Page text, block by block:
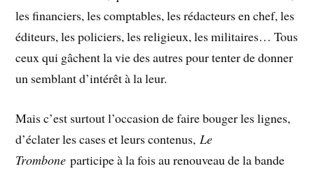
les financiers, les comptables, les rédacteurs en chef, les
éditeurs, les policiers, les religieux, les militaires… Tous
ceux qui gâchent la vie des autres pour tenter de donner
un semblant d’intérêt à la leur.
Mais c’est surtout l’occasion de faire bouger les lignes,
d’éclater les cases et leurs contenus,Le
Tromboneparticipe à la fois au renouveau de la bande